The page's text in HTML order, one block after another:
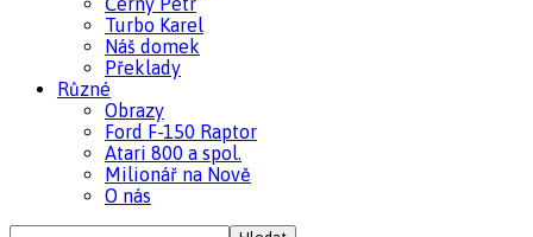
Turbo Karel
Náš domek
Překlady
Různé
Obrazy
Ford F-150 Raptor
Atari 800 a spol.
Milionář na Nově
O nás